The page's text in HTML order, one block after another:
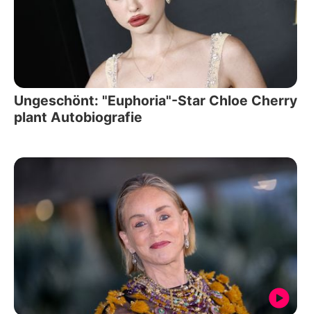
Ungeschönt: "Euphoria"-Star Chloe Cherry
plant Autobiografie